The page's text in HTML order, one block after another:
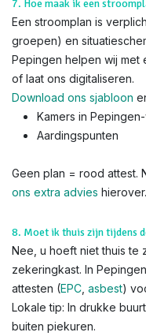
7. Hoe maak ik een
Een stroomplan is
groepen) en
Pepingen helpen wij met
of laat ons digitaliseren.
Download ons sjabloon
Kamers in
Aardingspunten
Geen plan = rood attest.
ons extra advies hierover.
8. Moet ik thuis zijn tijdens
Nee, u hoeft niet thuis te
zekeringkast. In
attesten (EPC asbest)
Lokale tip: In drukke
buiten piekuren.